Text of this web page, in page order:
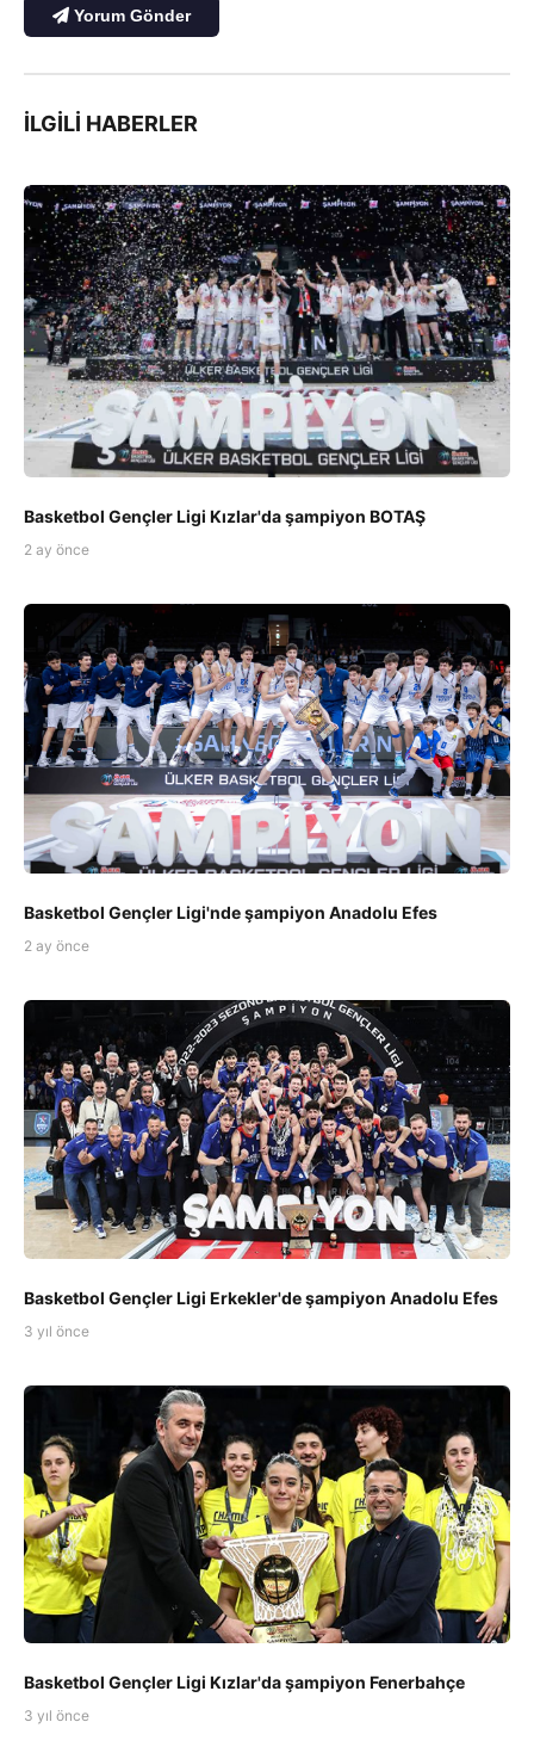
Yorum Gönder
İLGILI HABERLER
Basketbol Gençler Ligi Kızlar'da şampiyon BOTAŞ
2 ay önce
Basketbol Gençler Ligi'nde şampiyon Anadolu Efes
2 ay önce
Basketbol Gençler Ligi Erkekler'de şampiyon Anadolu Efes
3 yıl önce
Basketbol Gençler Ligi Kızlar'da şampiyon Fenerbahçe
3 yıl önce